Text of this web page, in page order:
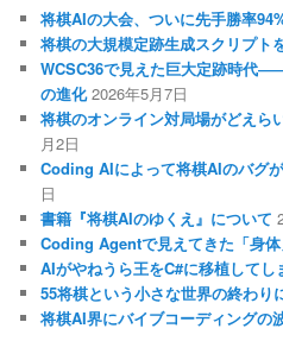
将棋AIの大会、ついに先手勝率
将棋の大規模定跡生成スクリプト
WCSC36で見えた巨大定跡時代
の進化 2026年5月7日
将棋のオンライン対局場がどえら
月2日
Coding AIによって将棋AIのバグ
日
書籍『将棋AIのゆくえ』について
Coding Agentで見えてきた「身
AIがやねうら王をC#に移植してし
55将棋という小さな世界の終わり
将棋AI界にバイブコーディングの